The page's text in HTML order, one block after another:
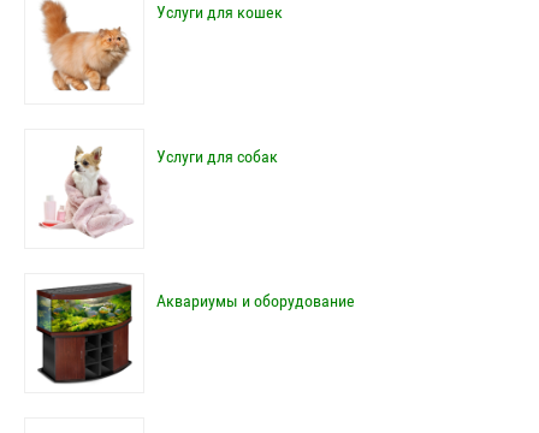
Услуги для кошек
Услуги для собак
Аквариумы и оборудование